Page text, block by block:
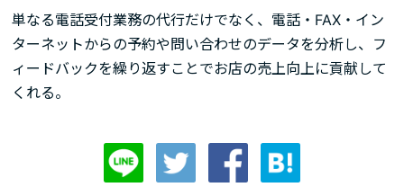
単なる電話受付業務の代行だけでなく、電話・FAX・イン
ターネットからの予約や問い合わせのデータを分析し、フ
ィードバックを繰り返すことでお店の売上向上に貢献して
くれる。